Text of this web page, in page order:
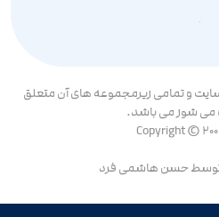
و تمامی زیرمجموعه های آن متعلق
می شوز می باشد.
Copyright ©
حسن هاشمی فرد